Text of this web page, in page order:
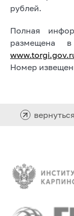
рублей.
Полная
размещена
Номер